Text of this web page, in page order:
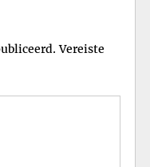
Vereiste